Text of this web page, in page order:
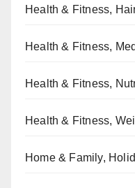
Health & Fitness,
Health & Fitness,
Health & Fitness,
Health & Fitness,
Home & Family,